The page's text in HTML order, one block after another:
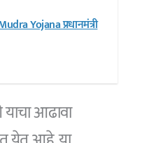
Yojana प्रधानमंत्री
आढावा